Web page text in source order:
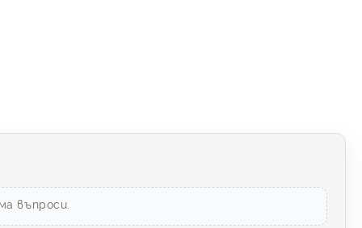
въпроси.